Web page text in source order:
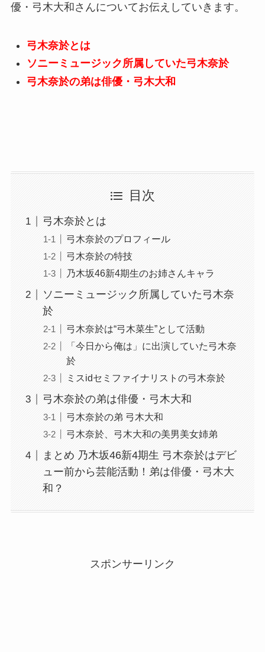
優・弓木大和さんについてお伝えしていきます。
弓木奈於とは
ソニーミュージック所属していた弓木奈於
弓木奈於の弟は俳優・弓木大和
目次
弓木奈於とは
弓木奈於のプロフィール
弓木奈於の特技
乃木坂46新4期生のお姉さんキャラ
ソニーミュージック所属していた弓木奈
於
弓木奈於は“弓木菜生”として活動
「今日から俺は」に出演していた弓木奈
於
ミスidセミファイナリストの弓木奈於
弓木奈於の弟は俳優・弓木大和
弓木奈於の弟 弓木大和
弓木奈於、弓木大和の美男美女姉弟
まとめ 乃木坂46新4期生 弓木奈於はデビ
ュー前から芸能活動！弟は俳優・弓木大
和？
スポンサーリンク